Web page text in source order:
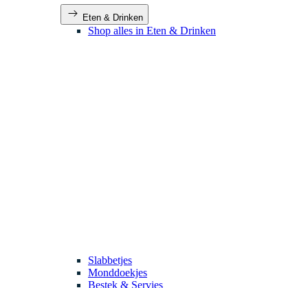
Eten & Drinken
Shop alles in Eten & Drinken
Slabbetjes
Monddoekjes
Bestek & Servies